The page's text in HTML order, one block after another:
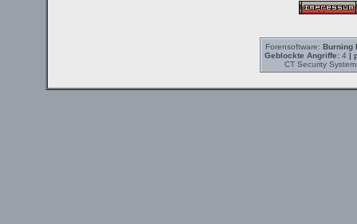
Forensoftware: Burning
Geblockte Angriffe:4 |
CT Security